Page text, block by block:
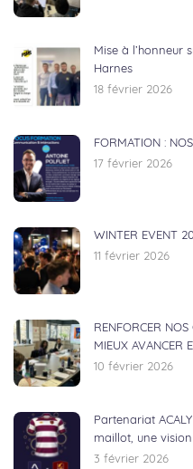
Mise à l’honneur
Harnes
18 février 2026
FORMATION :
17 février 2026
WINTER EVENT
11 février 2026
RENFORCER
MIEUX AVANCER
10 février 2026
Partenariat
maillot, une
3 février 2026